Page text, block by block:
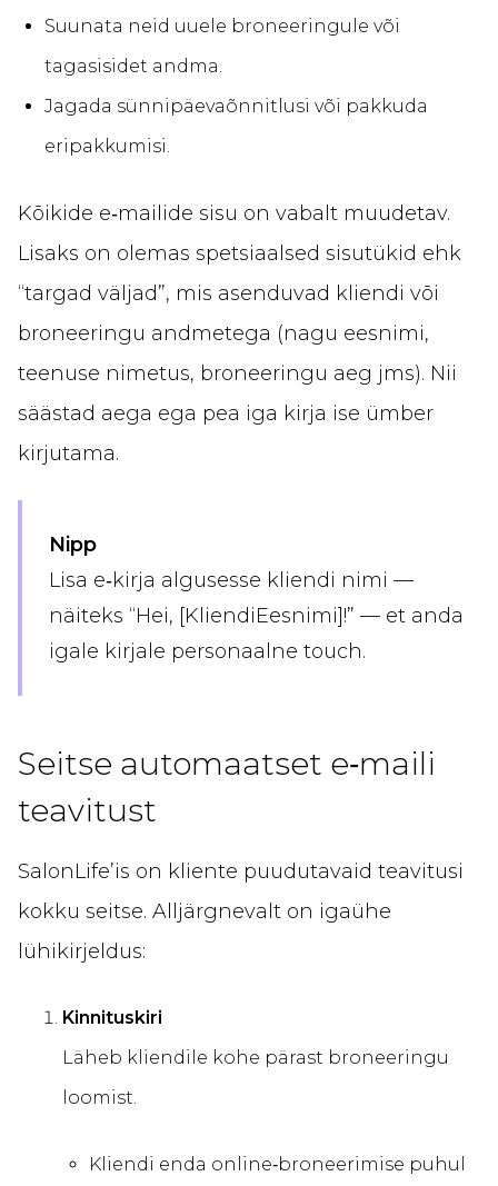
Suunata neid uuele broneeringule või
tagasisidet andma.
Jagada sünnipäevaõnnitlusi või pakkuda
eripakkumisi.
Kõikide e‑mailide sisu on vabalt muudetav.
Lisaks on olemas spetsiaalsed sisutükid ehk
“targad väljad”, mis asenduvad kliendi või
broneeringu andmetega (nagu eesnimi,
teenuse nimetus, broneeringu aeg jms). Nii
säästad aega ega pea iga kirja ise ümber
kirjutama.
Nipp
Lisa e‑kirja algusesse kliendi nimi —
näiteks “Hei, [KliendiEesnimi]!” — et anda
igale kirjale personaalne touch.
Seitse automaatset e‑maili
teavitust
SalonLife’is on kliente puudutavaid teavitusi
kokku seitse. Alljärgnevalt on igaühe
lühikirjeldus:
Kinnituskiri
Läheb kliendile kohe pärast broneeringu
loomist.
Kliendi enda online‑broneerimise puhul